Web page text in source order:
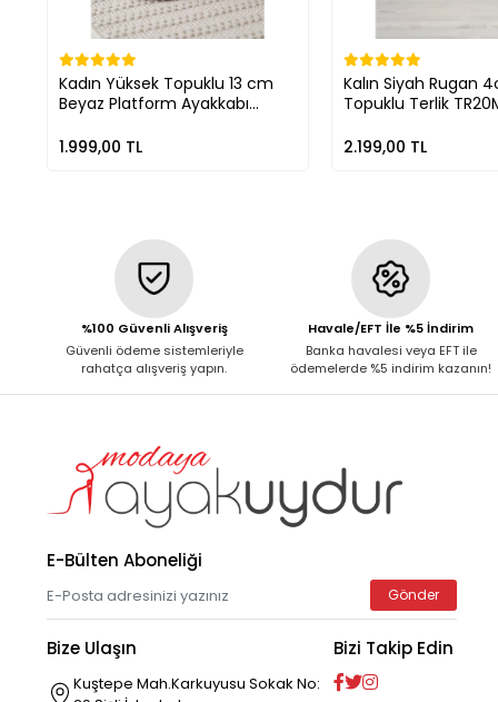
Kadın Yüksek Topuklu 13 cm
Beyaz Platform Ayakkabı
1.999,00 TL
Kalın Siyah Rugan
Topuklu Terlik
2.199,00 TL
%100 Güvenli Alışveriş
Güvenli ödeme sistemleriyle
rahatça alışveriş yapın.
Havale/EFT İle %5 İndirim
Banka havalesi veya EFT ile
ödemelerde %5 indirim kazanın!
E-Bülten Aboneliği
Gönder
Bize Ulaşın
Kuştepe Mah.Karkuyusu Sokak No:
Bizi Takip Edin